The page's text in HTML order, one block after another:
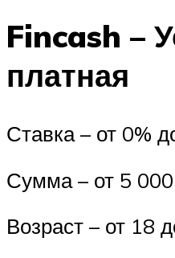
Fincash –
платная
Ставка – от 0%
Сумма – от 5
Возраст – от 18